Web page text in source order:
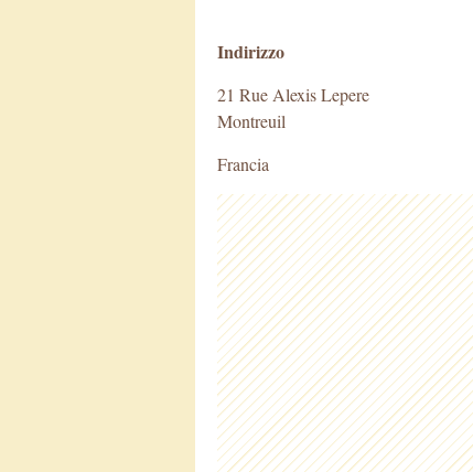
Indirizzo
21 Rue Alexis Lepere
Montreuil
Francia